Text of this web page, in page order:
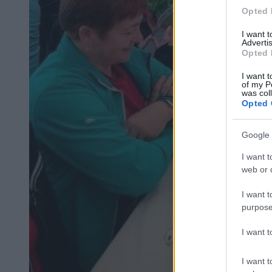
Opted
I want
Opted
I want
of my
was
Opted
Google
I want
web or
I want
I want
I want